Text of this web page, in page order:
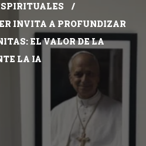
INVITA A PROFUNDIZAR
EL VALOR DE LA
LA IA